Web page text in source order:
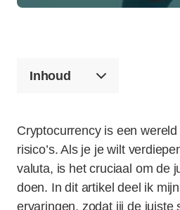
Inhoud
Cryptocurrency is een
risico’s. Als je je wilt
valuta, is het cruciaal om de
doen. In dit artikel deel ik
ervaringen, zodat jij de juiste